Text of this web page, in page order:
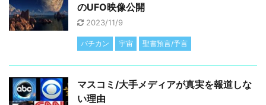
のUFO映像公開
2023/11/9
バチカン 宇宙 聖書預言/予言
マスコミ/大手メディアが真実を報道しな
い理由